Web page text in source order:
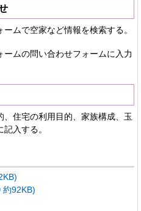
ムで空家など情報を検索する。
ムの問い合わせフォームに入力
住宅の利用目的、家族構成、玉
入する。
約92KB)